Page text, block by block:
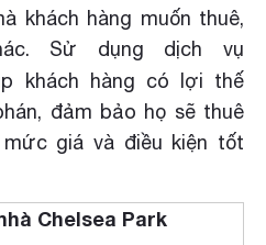
khách hàng muốn thuê,
Sử dụng dịch vụ
khách hàng có lợi thế
đảm bảo họ sẽ thuê
giá và điều kiện tốt
Chelsea Park